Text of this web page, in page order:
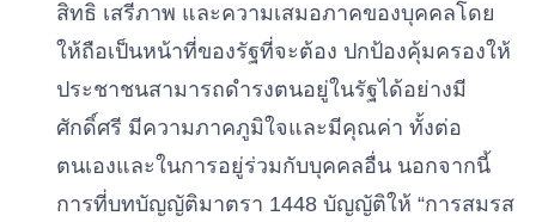
สิทธิ เสรีภาพ และความเสมอภาคของบุคคลโดย
ให้ถือเป็นหน้าที่ของรัฐที่จะต้อง ปกป้องคุ้มครองให้
ประชาชนสามารถดํารงตนอยู่ในรัฐได้อย่างมี
ศักดิ์ศรี มีความภาคภูมิใจและมีคุณค่า ทั้งต่อ
ตนเองและในการอยู่ร่วมกับบุคคลอื่น นอกจากนี้
การที่บทบัญญัติมาตรา 1448 บัญญัติให้ “การสมรส